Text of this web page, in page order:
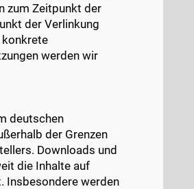
zum Zeitpunkt der
der Verlinkung
konkrete
werden wir
deutschen
der Grenzen
Downloads und
die Inhalte auf
Insbesondere werden